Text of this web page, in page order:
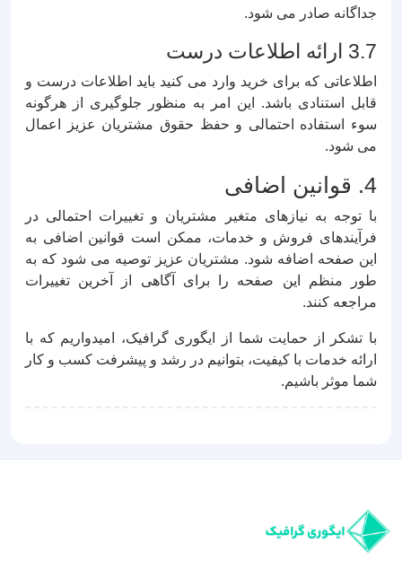
جداگانه صادر می شود.
3.7 ارائه اطلاعات درست
اطلاعاتی که برای خرید وارد می کنید باید اطلاعات درست و
قابل استنادی باشد. این امر به منظور جلوگیری از هرگونه
سوء استفاده احتمالی و حفظ حقوق مشتریان عزیز اعمال
می شود.
4. قوانین اضافی
با توجه به نیازهای متغیر مشتریان و تغییرات احتمالی در
فرآیندهای فروش و خدمات، ممکن است قوانین اضافی به
این صفحه اضافه شود. مشتریان عزیز توصیه می شود که به
طور منظم این صفحه را برای آگاهی از آخرین تغییرات
مراجعه کنند.
با تشکر از حمایت شما از ایگوری گرافیک، امیدواریم که با
ارائه خدمات با کیفیت، بتوانیم در رشد و پیشرفت کسب و کار
شما موثر باشیم.